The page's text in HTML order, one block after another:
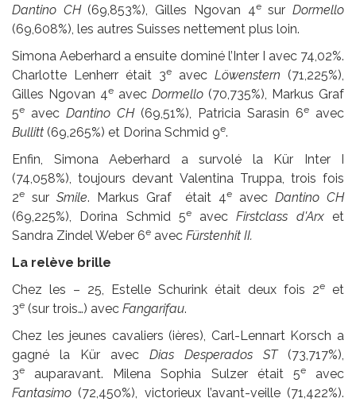
Dantino CH(69,853%), Gilles Ngovan 4esurDormello
(69,608%), les autres Suisses nettement plus loin.
Simona Aeberhard a ensuite dominé l’Inter I avec 74,02%.
Charlotte Lenherr était 3e avec Löwenstern (71,225%),
Gilles Ngovan 4e avec Dormello (70,735%), Markus Graf
5e avec Dantino CH (69,51%), Patricia Sarasin 6e
avec
Bullitt (69,265%) et Dorina Schmid 9e.
Enfin, Simona Aeberhard a survolé la Kür Inter I
(74,058%), toujours devant Valentina Truppa, trois fois
2e sur Smile. Markus Graf était 4e avecDantino CH
(69,225%), Dorina Schmid 5eavecFirstclass d'Arxet
Sandra Zindel Weber 6e avec Fürstenhit II.
La relève brille
Chez les – 25, Estelle Schurink était deux fois 2e
et
3e (sur trois…) avec Fangarifau.
Chez les jeunes cavaliers (ières), Carl-Lennart Korsch a
gagné la Kür avec Dias Desperados ST (73,717%),
3e auparavant. Milena Sophia Sulzer était 5eavec
Fantasimo (72,450%), victorieux l’avant-veille (71,422%).